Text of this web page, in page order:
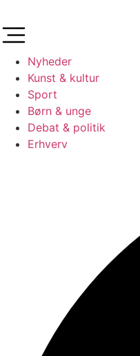
Nyheder
Kunst & kultur
Sport
Børn & unge
Debat & politik
Erhverv